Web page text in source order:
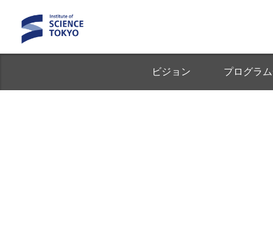
ビジョン プログラ